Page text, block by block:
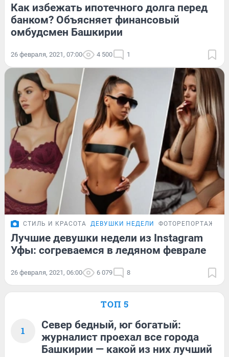
Как избежать ипотечного долга перед
банком? Объясняет финансовый
омбудсмен Башкирии
26 февраля, 2021, 07:00 4 500 1
СТИЛЬ И КРАСОТА ДЕВУШКИ НЕДЕЛИ ФОТОРЕПОРТАЖ
Лучшие девушки недели из Instagram
Уфы: согреваемся в ледяном феврале
26 февраля, 2021, 06:00 6 079 8
ТОП 5
1
Север бедный, юг богатый:
журналист проехал все города
Башкирии — какой из них лучший